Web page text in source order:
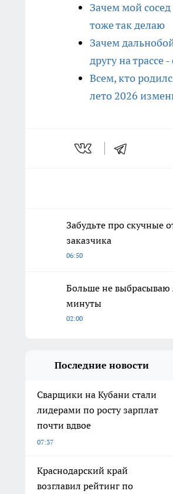
Зачем мой
тоже так делаю
Зачем
другу на трассе
Всем, кто
лето 2026
Забудьте про скучные
заказчика
06:50
Больше не выбрасываю
минуты
02:00
Последние новости
Сварщики на Кубани стали
лидерами по росту зарплат
почти вдвое
07:37
Краснодарский край
возглавил рейтинг по